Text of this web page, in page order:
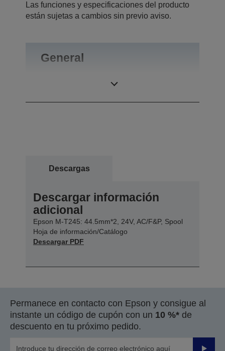
Las funciones y especificaciones del producto
están sujetas a cambios sin previo aviso.
General
Descargas
Descargar información
adicional
Epson M-T245: 44.5mm*2, 24V, AC/F&P, Spool
Hoja de información/Catálogo
Descargar PDF
Permanece en contacto con Epson y consigue al
instante un código de cupón con un 10 %* de
descuento en tu próximo pedido.